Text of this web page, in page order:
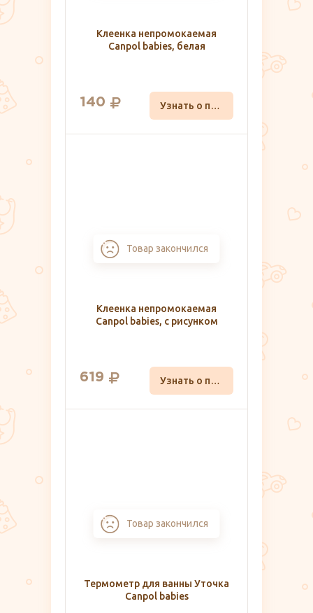
Клеенка непромокаемая
Canpol babies, белая
140 Узнать о поступлении
Товар закончился
Клеенка непромокаемая
Canpol babies, с рисунком
619 Узнать о поступлении
Товар закончился
Термометр для ванны Уточка
Canpol babies